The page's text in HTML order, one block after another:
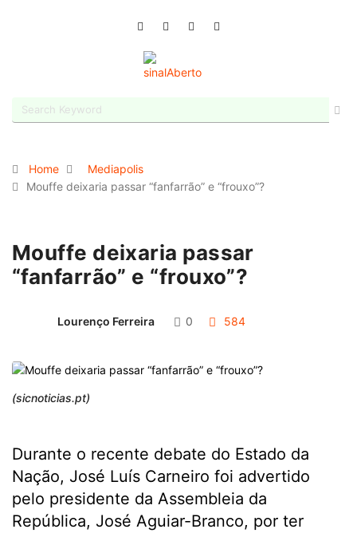
Home
Mediapolis
Mouffe deixaria passar “fanfarrão” e “frouxo”?
Mouffe deixaria passar
“fanfarrão” e “frouxo”?
Lourenço Ferreira 0 584
(sicnoticias.pt)
Durante o recente debate do Estado da
Nação, José Luís Carneiro foi advertido
pelo presidente da Assembleia da
República, José Aguiar-Branco, por ter